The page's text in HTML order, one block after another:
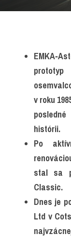
v roku
histórii.
Po
stal sa
Classic.
Dnes je
Ltd v